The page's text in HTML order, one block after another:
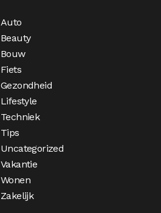
Auto
Beauty
Bouw
Fiets
Gezondheid
Lifestyle
Techniek
Tips
Uncategorized
Vakantie
Wonen
Zakelijk